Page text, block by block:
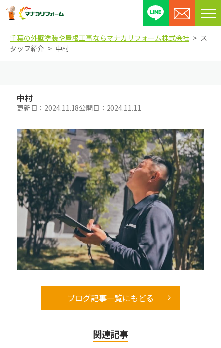
メ
ニ
千葉の外壁塗装や屋根工事ならマナカリフォーム株式会社
ス
タッフ紹介
中村
中村
更新日： 2024.11.18公開日： 2024.11.11
ブログ記事一覧にもどる
関連記事